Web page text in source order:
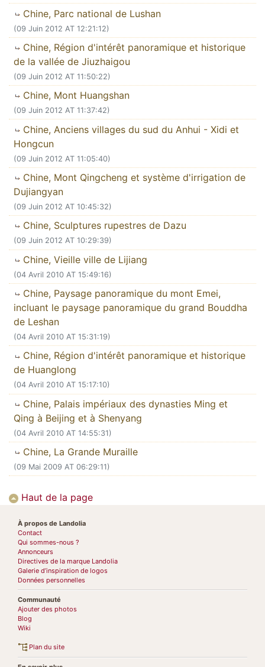
Chine, Parc national de Lushan
(09 Juin 2012 AT 12:21:12)
Chine, Région d'intérêt panoramique et historique
de la vallée de Jiuzhaigou
(09 Juin 2012 AT 11:50:22)
Chine, Mont Huangshan
(09 Juin 2012 AT 11:37:42)
Chine, Anciens villages du sud du Anhui - Xidi et
Hongcun
(09 Juin 2012 AT 11:05:40)
Chine, Mont Qingcheng et système d'irrigation de
Dujiangyan
(09 Juin 2012 AT 10:45:32)
Chine, Sculptures rupestres de Dazu
(09 Juin 2012 AT 10:29:39)
Chine, Vieille ville de Lijiang
(04 Avril 2010 AT 15:49:16)
Chine, Paysage panoramique du mont Emei,
incluant le paysage panoramique du grand Bouddha
de Leshan
(04 Avril 2010 AT 15:31:19)
Chine, Région d'intérêt panoramique et historique
de Huanglong
(04 Avril 2010 AT 15:17:10)
Chine, Palais impériaux des dynasties Ming et
Qing à Beijing et à Shenyang
(04 Avril 2010 AT 14:55:31)
Chine, La Grande Muraille
(09 Mai 2009 AT 06:29:11)
Haut de la page
À propos de Landolia
Contact
Qui sommes-nous ?
Annonceurs
Directives de la marque Landolia
Galerie d’inspiration de logos
Données personnelles
Communauté
Ajouter des photos
Blog
Wiki
Plan du site